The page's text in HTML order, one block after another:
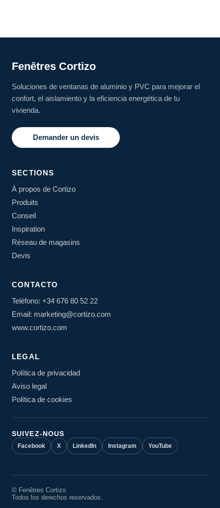
Fenêtres Cortizo
Soluciones de ventanas de aluminio y PVC para mejorar el
confort, el aislamiento y la eficiencia energética de tu
vivienda.
Demander un devis
SECTIONS
À propos de Cortizo
Produits
Conseil
Inspiration
Réseau de magasins
Devis
CONTACTO
Teléfono: +34 676 80 52 22
Email: marketing@cortizo.com
www.cortizo.com
LEGAL
Política de privacidad
Aviso legal
Política de cookies
SUIVEZ-NOUS
Facebook X LinkedIn Instagram YouTube
© Fenêtres Cortizo
Todos los derechos reservados.